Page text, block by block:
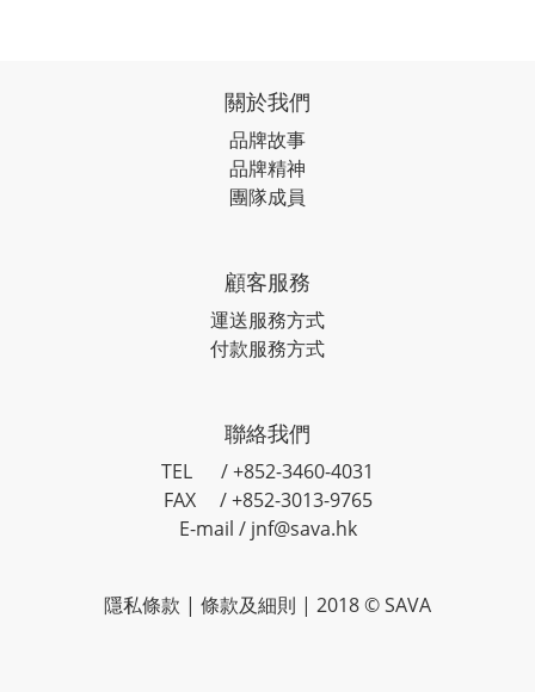
關於我們
品牌故事
品牌精神
團隊成員
顧客服務
運送服務方式
付款服務方式
聯絡我們
TEL / +852-3460-4031
FAX / +852-3013-9765
E-mail / jnf@sava.hk
隱私條款 | 條款及細則 | 2018 © SAVA